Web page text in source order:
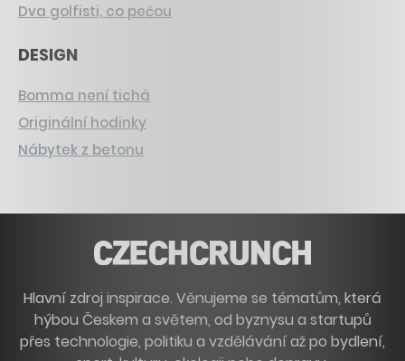
Dva golfisti, co pečou
DESIGN
Bomma není tichá
Originální hodinky
Nábytek z betonu
Hlavní zdroj inspirace. Věnujeme se tématům, která
hýbou Českem a světem, od byznysu a startupů
přes technologie, politiku a vzdělávání až po bydlení,